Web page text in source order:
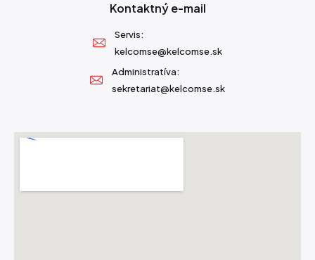
Kontaktný e-mail
Servis:
kelcomse@kelcomse.sk
Administratíva:
sekretariat@kelcomse.sk